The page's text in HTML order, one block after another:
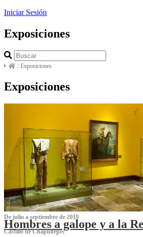
Iniciar Sesión
Exposiciones
/ Exposiciones
Exposiciones
De julio a septiembre de 2010
Hombres a galope y a la
Castillo de Chapultepec